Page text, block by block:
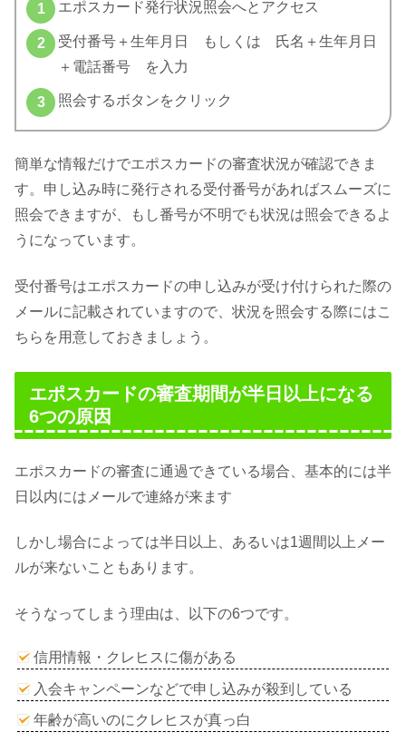
エポスカード発行状況照会へとアクセス
受付番号＋生年月日 もしくは 氏名＋生年月日
＋電話番号 を入力
照会するボタンをクリック
簡単な情報だけでエポスカードの審査状況が確認できま
す。申し込み時に発行される受付番号があればスムーズに
照会できますが、もし番号が不明でも状況は照会できるよ
うになっています。
受付番号はエポスカードの申し込みが受け付けられた際の
メールに記載されていますので、状況を照会する際にはこ
ちらを用意しておきましょう。
エポスカードの審査期間が半日以上になる
6つの原因
エポスカードの審査に通過できている場合、基本的には半
日以内にはメールで連絡が来ます
しかし場合によっては半日以上、あるいは1週間以上メー
ルが来ないこともあります。
そうなってしまう理由は、以下の6つです。
信用情報・クレヒスに傷がある
入会キャンペーンなどで申し込みが殺到している
年齢が高いのにクレヒスが真っ白